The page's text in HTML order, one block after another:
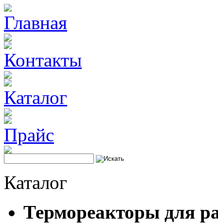
Главная
Контакты
Каталог
Прайс
Каталог
Термореакторы для